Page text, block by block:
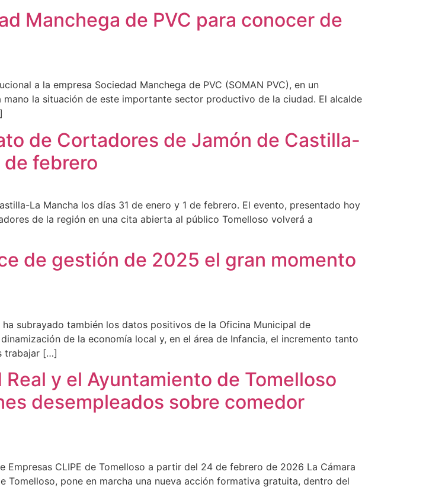
Manchega de PVC para conocer de
a la empresa Sociedad Manchega de PVC (SOMAN PVC), en un
la situación de este importante sector productivo de la ciudad. El alcalde
de Cortadores de Jamón de Castilla-
de febrero
La Mancha los días 31 de enero y 1 de febrero. El evento, presentado hoy
de la región en una cita abierta al público Tomelloso volverá a
de gestión de 2025 el gran momento
subrayado también los datos positivos de la Oficina Municipal de
de la economía local y, en el área de Infancia, el incremento tanto
trabajar […]
y el Ayuntamiento de Tomelloso
desempleados sobre comedor
CLIPE de Tomelloso a partir del 24 de febrero de 2026 La Cámara
pone en marcha una nueva acción formativa gratuita, dentro del